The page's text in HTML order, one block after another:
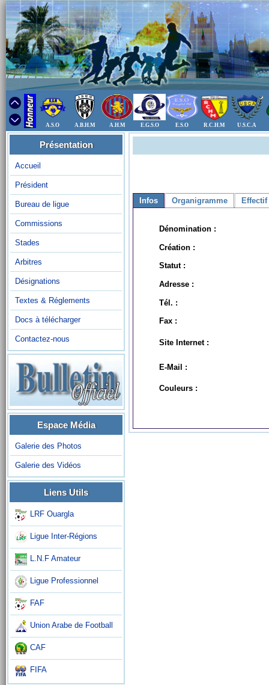
A.S.O A.B.H.M A.H.M E.G.S.O E.S.O R.C.H.M U.S.C.A
Présentation
Accueil
Président
Bureau de ligue
Commissions
Stades
Arbitres
Désignations
Textes & Réglements
Docs à télécharger
Contactez-nous
Espace Média
Galerie des Photos
Galerie des Vidéos
Liens Utils
LRF Ouargla
Ligue Inter-Régions
L.N.F Amateur
Ligue Professionnel
FAF
Union Arabe de Football
CAF
FIFA
Infos Organigramme Effectif
Dénomination :
Création :
Statut :
Adresse :
Tél. :
Fax :
Site Internet :
E-Mail :
Couleurs :